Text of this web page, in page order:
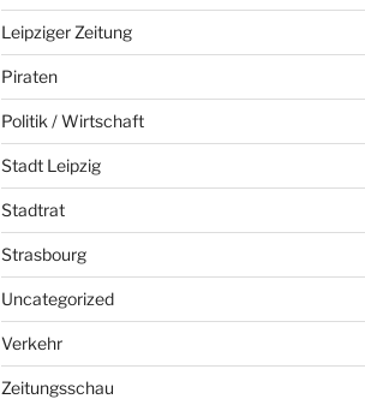
Leipziger Zeitung
Piraten
Politik / Wirtschaft
Stadt Leipzig
Stadtrat
Strasbourg
Uncategorized
Verkehr
Zeitungsschau